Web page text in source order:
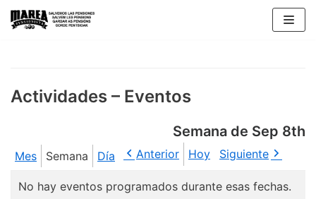
Saltar
Actividades – Eventos
Semana de Sep 8th
Mes Semana Día Anterior Hoy Siguiente
No hay eventos programados durante esas fechas.